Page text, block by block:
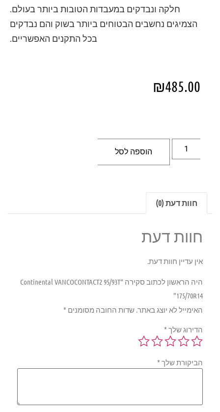
חלקה ונבדקים במעבדות הטובות ביותר בעולם.
הצמיגים נחשבים הבטוחים ביותר בשוק והם נבדקים
בכל התקנים האפשריים.
₪485.00
הוספה לסל
חוות דעת (0)
חוות דעת
אין עדיין חוות דעת.
היה הראשון לכתוב סקירה “Continental VANCOCONTACT2 95/93T
175/70R14”
האימייל לא יוצג באתר.שדות החובה מסומנים*
הדירוג שלך*
הביקורת שלך*